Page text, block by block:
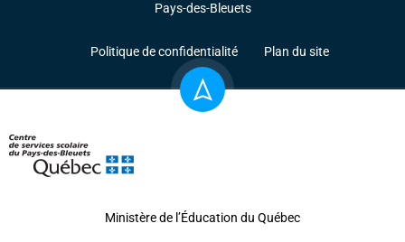
Pays-des-Bleuets
Politique de confidentialité Plan du site
Ministère de l’Éducation du Québec